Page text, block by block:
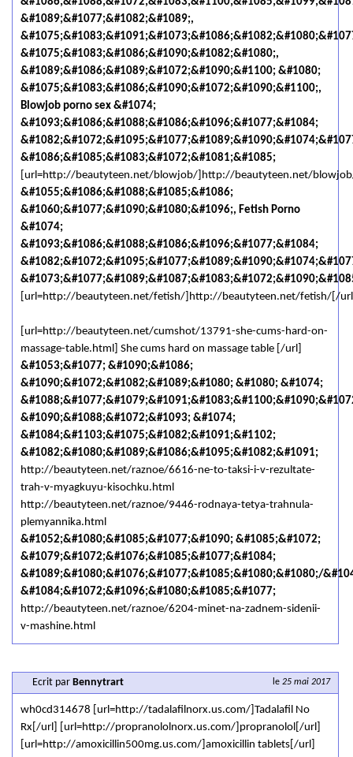
&#1089;&#1077;&#1082;&#1089;,
&#1075;&#1083;&#1086;&#1090;&#1082;&#1080;,
&#1089;&#1086;&#1089;&#1072;&#1090;&#1100; &#1080;
&#1075;&#1083;&#1086;&#1090;&#1072;&#1090;&#1100;,
Blowjob porno sex &#1074;
&#1093;&#1086;&#1088;&#1086;&#1096;&#1077;&#1084;
&#1086;&#1085;&#1083;&#1072;&#1081;&#1085;
[url=http://beautyteen.net/blowjob/]http://beautyteen.net/
&#1055;&#1086;&#1088;&#1085;&#1086;
&#1060;&#1077;&#1090;&#1080;&#1096;, Fetish Porno
&#1074;
&#1093;&#1086;&#1088;&#1086;&#1096;&#1077;&#1084;
[url=http://beautyteen.net/fetish/]http://beautyteen.net/fetish/[/
[url=http://beautyteen.net/cumshot/13791-she-cums-hard-on-
massage-table.html] She cums hard on massage table [/url]
&#1053;&#1077; &#1090;&#1086;
&#1090;&#1072;&#1082;&#1089;&#1080; &#1080; &#1074;
&#1090;&#1088;&#1072;&#1093; &#1074;
&#1084;&#1103;&#1075;&#1082;&#1091;&#1102;
&#1082;&#1080;&#1089;&#1086;&#1095;&#1082;&#1091;
http://beautyteen.net/raznoe/6616-ne-to-taksi-i-v-rezultate-
trah-v-myagkuyu-kisochku.html
http://beautyteen.net/raznoe/9446-rodnaya-tetya-trahnula-
plemyannika.html
&#1052;&#1080;&#1085;&#1077;&#1090; &#1085;&#1072;
&#1079;&#1072;&#1076;&#1085;&#1077;&#1084;
&#1089;&#1080;&#1076;&#1077;&#1085;&#1080;&#1080;/
&#1084;&#1072;&#1096;&#1080;&#1085;&#1077;
http://beautyteen.net/raznoe/6204-minet-na-zadnem-sidenii-
v-mashine.html
le 25 mai 2017
Ecrit par Bennytrart
wh0cd314678 [url=http://tadalafilnorx.us.com/]Tadalafil No
Rx[/url] [url=http://propranololnorx.us.com/]propranolol[/url]
[url=http://amoxicillin500mg.us.com/]amoxicillin tablets[/url]